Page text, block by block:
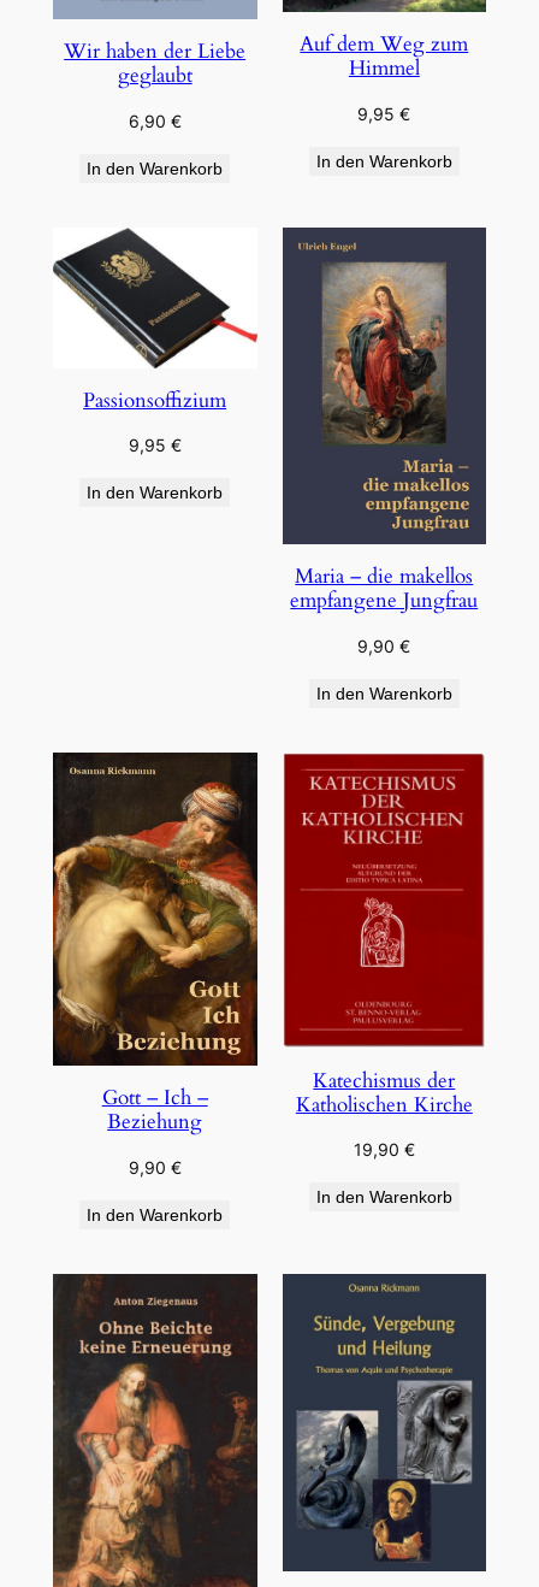
Wir haben der Liebe
geglaubt
6,90 €
In den Warenkorb
Auf dem Weg zum
Himmel
9,95€
In den Warenkorb
Passionsoffizium
9,95 €
In den Warenkorb
Maria – die makellos
empfangene Jungfrau
9,90€
In den Warenkorb
Gott – Ich –
Beziehung
9,90 €
In den Warenkorb
Katechismus der
Katholischen Kirche
19,90 €
In den Warenkorb